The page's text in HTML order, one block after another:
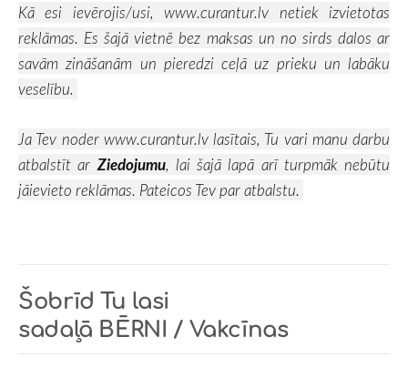
Kā esi ievērojis/usi, www.curantur.lv netiek izvietotas
reklāmas. Es šajā vietnē bez maksas un no sirds dalos ar
savām zināšanām un pieredzi ceļā uz prieku un labāku
veselību.
Ja Tev noder www.curantur.lvlasītais, Tu vari manu darbu
atbalstīt ar Ziedojumu, lai šajā lapā arī turpmāk nebūtu
jāievieto reklāmas. Pateicos Tev par atbalstu.
Šobrīd Tu lasi
sadaļā BĒRNI / Vakcīnas